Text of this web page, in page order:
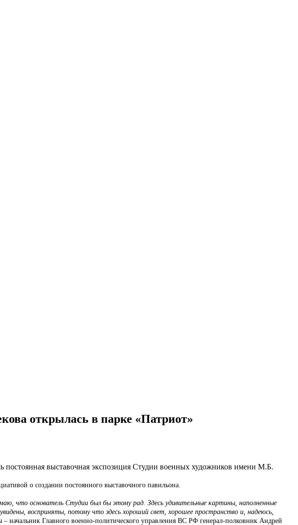
открылась в парке «Патриот»
выставочная экспозиция Студии военных художников имени М.Б.
о создании постоянного выставочного павильона.
что основатель Студии был бы этому рад. Здесь удивительные картины, наполненные
восприняты, потому что здесь хороший свет, хорошее пространство и, надеюсь,
начальник Главного военно-политического управления ВС РФ генерал-полковник Андрей